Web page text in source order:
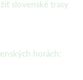
slovenské trasy
horách: